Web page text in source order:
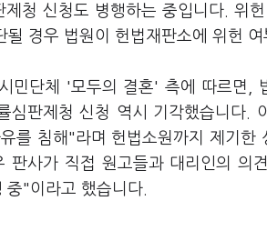
청 신청도 병행하는 중입니다. 위
경우 법원이 헌법재판소에 위헌
민단체 '모두의 결혼' 측에 따르면,
심판제청 신청 역시 기각했습니다.
를 침해"라며 헌법소원까지 제기한
판사가 직접 원고들과 대리인의 의
"이라고 했습니다.